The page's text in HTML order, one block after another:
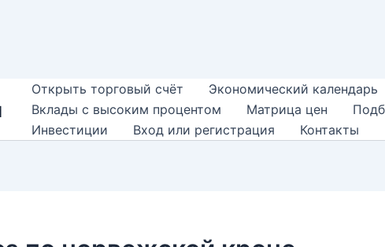
Открыть торговый счёт Экономический календарь
Вклады с высоким процентом
Матрица цен
Инвестиции
Вход или регистрация Контакты